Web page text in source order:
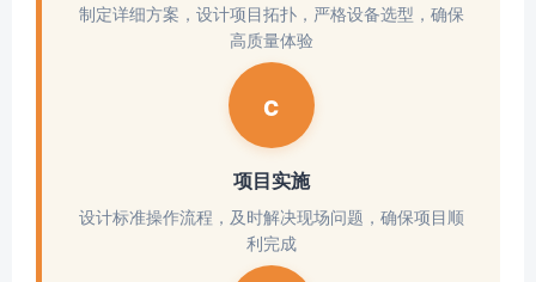
制定详细方案，设计项目拓扑，严格设备选型，确保
高质量体验
c
项目实施
设计标准操作流程，及时解决现场问题，确保项目顺
利完成